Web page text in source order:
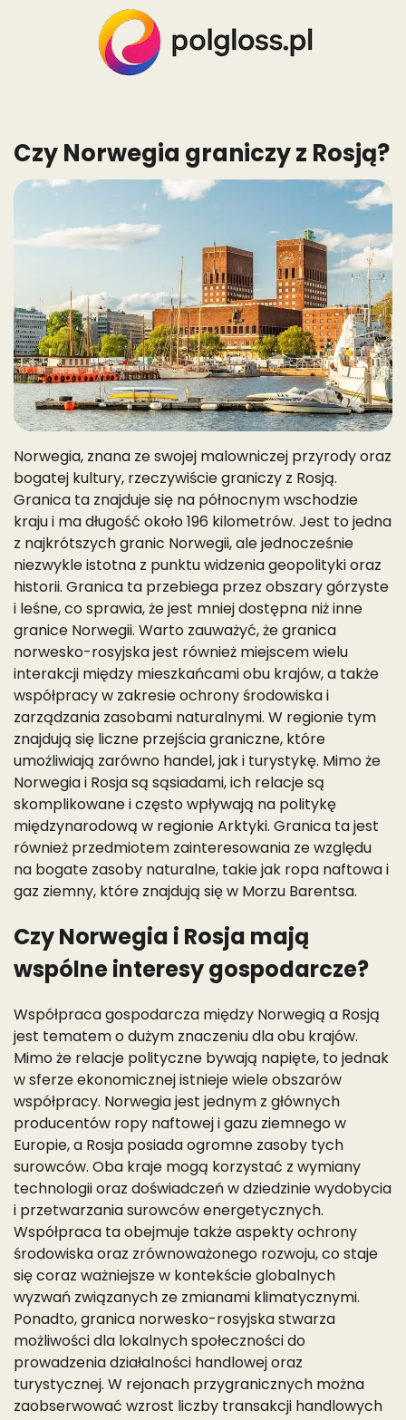
Czy Norwegia graniczy z Rosją?
Norwegia, znana ze swojej malowniczej przyrody oraz
bogatej kultury, rzeczywiście graniczy z Rosją.
Granica ta znajduje się na północnym wschodzie
kraju i ma długość około 196 kilometrów. Jest to jedna
z najkrótszych granic Norwegii, ale jednocześnie
niezwykle istotna z punktu widzenia geopolityki oraz
historii. Granica ta przebiega przez obszary górzyste
i leśne, co sprawia, że jest mniej dostępna niż inne
granice Norwegii. Warto zauważyć, że granica
norwesko-rosyjska jest również miejscem wielu
interakcji między mieszkańcami obu krajów, a także
współpracy w zakresie ochrony środowiska i
zarządzania zasobami naturalnymi. W regionie tym
znajdują się liczne przejścia graniczne, które
umożliwiają zarówno handel, jak i turystykę. Mimo że
Norwegia i Rosja są sąsiadami, ich relacje są
skomplikowane i często wpływają na politykę
międzynarodową w regionie Arktyki. Granica ta jest
również przedmiotem zainteresowania ze względu
na bogate zasoby naturalne, takie jak ropa naftowa i
gaz ziemny, które znajdują się w Morzu Barentsa.
Czy Norwegia i Rosja mają
wspólne interesy gospodarcze?
Współpraca gospodarcza między Norwegią a Rosją
jest tematem o dużym znaczeniu dla obu krajów.
Mimo że relacje polityczne bywają napięte, to jednak
w sferze ekonomicznej istnieje wiele obszarów
współpracy. Norwegia jest jednym z głównych
producentów ropy naftowej i gazu ziemnego w
Europie, a Rosja posiada ogromne zasoby tych
surowców. Oba kraje mogą korzystać z wymiany
technologii oraz doświadczeń w dziedzinie wydobycia
i przetwarzania surowców energetycznych.
Współpraca ta obejmuje także aspekty ochrony
środowiska oraz zrównoważonego rozwoju, co staje
się coraz ważniejsze w kontekście globalnych
wyzwań związanych ze zmianami klimatycznymi.
Ponadto, granica norwesko-rosyjska stwarza
możliwości dla lokalnych społeczności do
prowadzenia działalności handlowej oraz
turystycznej. W rejonach przygranicznych można
zaobserwować wzrost liczby transakcji handlowych